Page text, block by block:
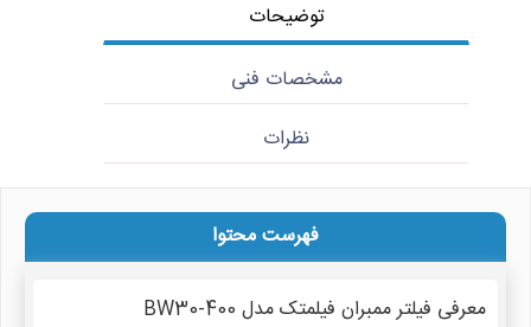
توضیحات
مشخصات فنی
نظرات
فهرست محتوا
معرفی فیلتر ممبران فیلمتک مدل BW30-400